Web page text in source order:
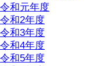
令和元年度
令和2年度
令和3年度
令和4年度
令和5年度